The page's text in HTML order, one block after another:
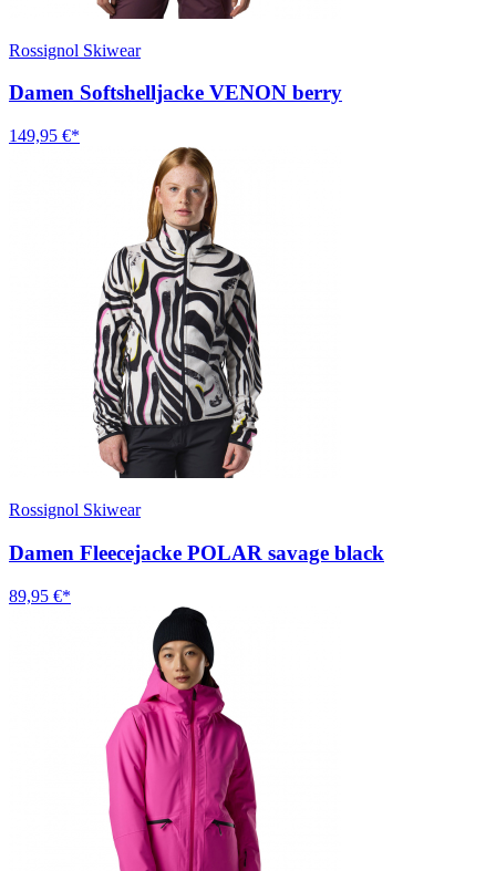
Rossignol Skiwear
Damen Softshelljacke VENON berry
149,95 €*
Rossignol Skiwear
Damen Fleecejacke POLAR savage black
89,95 €*